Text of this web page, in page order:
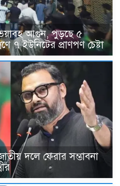
ভয়াবহ আগুন, পুড়ছে ৫
৭ ইউনিটের প্রাণপণ চেষ্টা
দলে ফেরার সম্ভাবনা